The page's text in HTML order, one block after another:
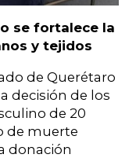
se fortalece la
y tejidos
de Querétaro
decisión de los
de 20
de muerte
donación